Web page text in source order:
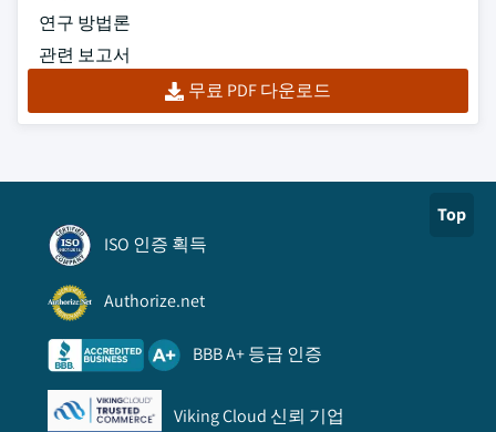
연구 방법론
관련 보고서
무료 PDF 다운로드
Top
ISO 인증 획득
Authorize.net
BBB A+ 등급 인증
Viking Cloud 신뢰 기업